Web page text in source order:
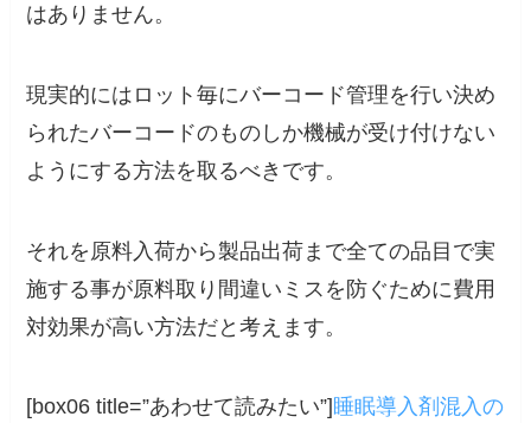
はありません。
現実的にはロット毎にバーコード管理を行い決め
られたバーコードのものしか機械が受け付けない
ようにする方法を取るべきです。
それを原料入荷から製品出荷まで全ての品目で実
施する事が原料取り間違いミスを防ぐために費用
対効果が高い方法だと考えます。
[box06 title=”あわせて読みたい”] 睡眠導入剤混入の